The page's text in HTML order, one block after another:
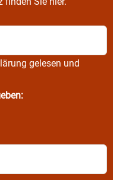
gelesen und